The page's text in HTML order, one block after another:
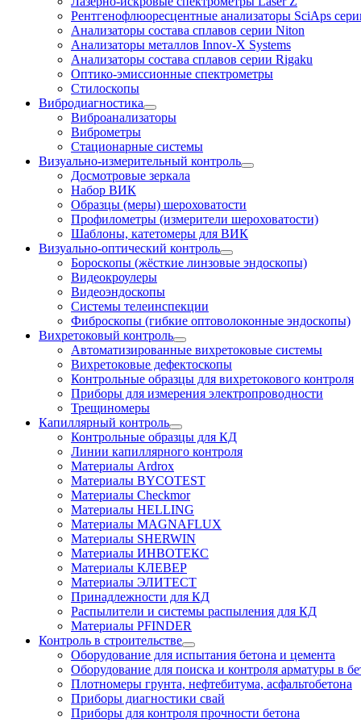
Рентгенофлюоресцентные анализаторы SciAps
Анализаторы состава сплавов серии Niton
Анализаторы металлов Innov-X Systems
Анализаторы состава сплавов серии Rigaku
Оптико-эмиссионные спектрометры
Стилоскопы
Вибродиагностика
Виброанализаторы
Виброметры
Стационарные системы
Визуально-измерительный контроль
Досмотровые зеркала
Набор ВИК
Образцы (меры) шероховатости
Профилометры (измерители шероховатости)
Шаблоны, катетомеры для ВИК
Визуально-оптический контроль
Бороскопы (жёсткие линзовые эндоскопы)
Видеокроулеры
Видеоэндоскопы
Системы телеинспекции
Фиброскопы (гибкие оптоволоконные эндоскопы)
Вихретоковый контроль
Автоматизированные вихретоковые системы
Вихретоковые дефектоскопы
Контрольные образцы для вихретокового контроля
Приборы для измерения электропроводности
Трещиномеры
Капиллярный контроль
Контрольные образцы для КД
Линии капиллярного контроля
Материалы Ardrox
Материалы BYCOTEST
Материалы Checkmor
Материалы HELLING
Материалы MAGNAFLUX
Материалы SHERWIN
Материалы ИНВОТЕКС
Материалы КЛЕВЕР
Материалы ЭЛИТЕСТ
Принадлежности для КД
Распылители и системы распыления для КД
Материалы PFINDER
Контроль в строительстве
Оборудование для испытания бетона и цемента
Оборудование для поиска и контроля арматуры в
Плотномеры грунта, нефтебитума, асфальтобетона
Приборы диагностики свай
Приборы для контроля прочности бетона